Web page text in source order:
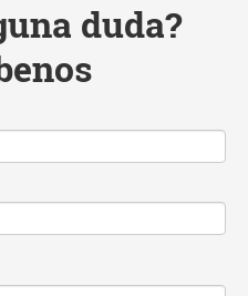
duda?